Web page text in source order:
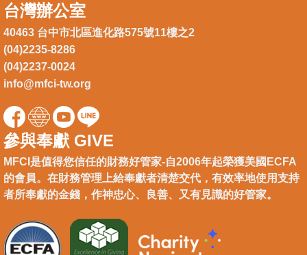
台灣辦公室
40463 台中市北區進化路575號11樓之2
(04)2235-8286
(04)2237-0024
info@mfci-tw.org
參與奉獻 GIVE
MFCI是值得您信任的財務好管家-自2006年起榮獲美國ECFA
的會員。在財務管理上給奉獻者清楚交代，有效率地使用支持
者所奉獻的金錢，作神忠心、良善、又有見識的好管家。